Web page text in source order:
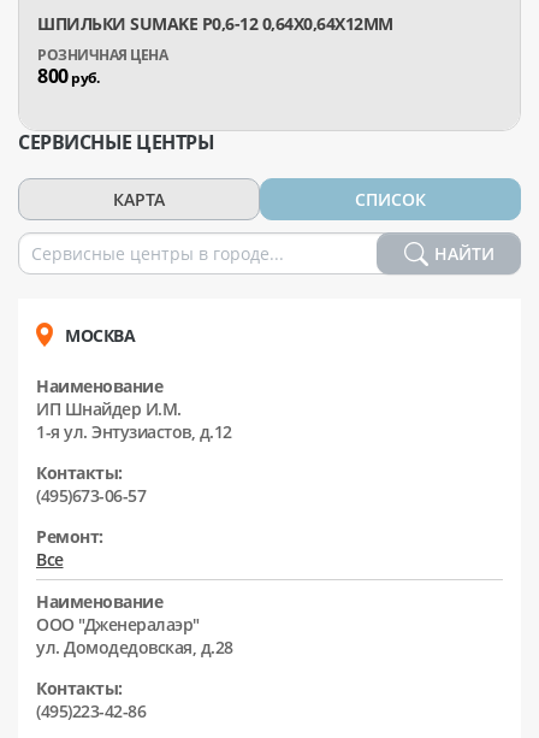
ШПИЛЬКИ SUMAKE Р0,6-12 0,64Х0,64Х12ММ
800руб.
СЕРВИСНЫЕ ЦЕНТРЫ
КАРТА СПИСОК
НАЙТИ
МОСКВА
Наименование
ИП Шнайдер И.М.
1-я ул. Энтузиастов, д.12
Контакты:
(495)673-06-57
Ремонт:
Все
Наименование
ООО "Дженералаэр"
ул. Домодедовская, д.28
Контакты:
(495)223-42-86